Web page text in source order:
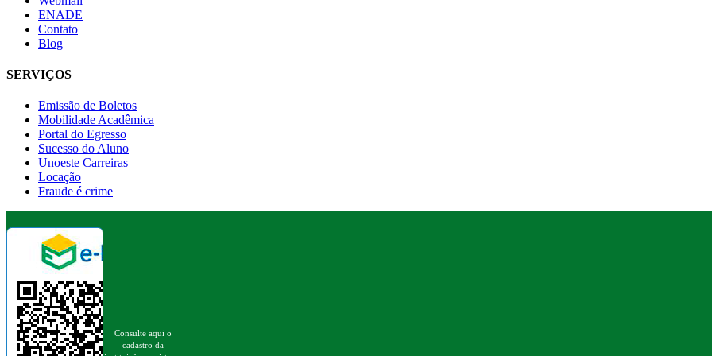
ENADE
Contato
Blog
SERVIÇOS
Emissão de Boletos
Mobilidade Acadêmica
Portal do Egresso
Sucesso do Aluno
Unoeste Carreiras
Locação
Fraude é crime
Consulte aqui o
cadastro da